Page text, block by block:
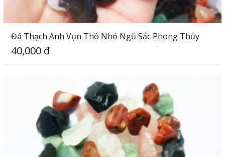
Đá Thạch Anh Vụn Thô Nhỏ Ngũ Sắc Phong Thủy
40,000 đ